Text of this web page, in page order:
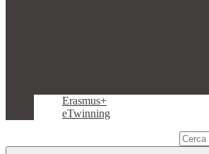
Erasmus+
eTwinning